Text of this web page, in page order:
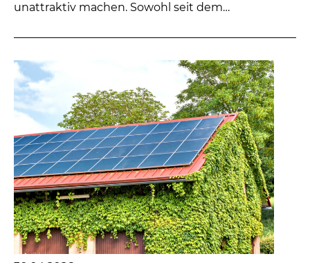
unattraktiv machen. Sowohl seit dem